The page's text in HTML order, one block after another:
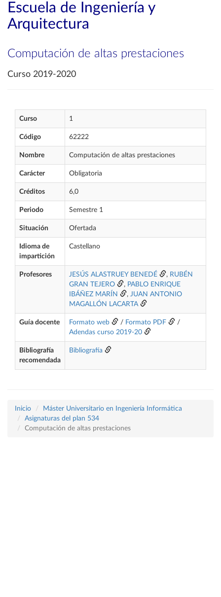
Escuela de Ingeniería y
Arquitectura
Computación de altas prestaciones
Curso 2019-2020
Curso 1
Código 62222
Nombre Computación de altas prestaciones
Carácter Obligatoria
Créditos 6,0
Periodo Semestre 1
Situación Ofertada
Idioma de
impartición
Castellano
Profesores JESÚS ALASTRUEY BENEDÉ , RUBÉN
GRAN TEJERO
, PABLO ENRIQUE
IBÁÑEZ MARÍN
, JUAN ANTONIO
MAGALLÓN LACARTA
Guía docente Formato web / Formato PDF
/
Adendas curso 2019-20
Bibliografía
recomendada
Bibliografía
Inicio
Máster Universitario en Ingeniería Informática
Asignaturas del plan 534
Computación de altas prestaciones